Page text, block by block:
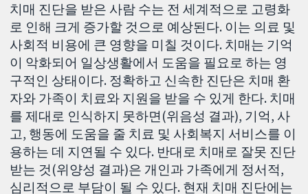
치매 진단을 받은 사람 수는 전 세계적으로 고령화
로 인해 크게 증가할 것으로 예상된다. 이는 의료 및
사회적 비용에 큰 영향을 미칠 것이다. 치매는 기억
이 악화되어 일상생활에서 도움을 필요로 하는 영
구적인 상태이다. 정확하고 신속한 진단은 치매 환
자와 가족이 치료와 지원을 받을 수 있게 한다. 치매
를 제대로 인식하지 못하면(위음성 결과), 기억, 사
고, 행동에 도움을 줄 치료 및 사회복지 서비스를 이
용하는 데 지연될 수 있다. 반대로 치매로 잘못 진단
받는 것(위양성 결과)은 개인과 가족에게 정서적,
심리적으로 부담이 될 수 있다. 현재 치매 진단에는